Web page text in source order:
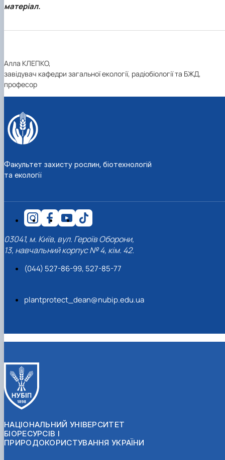
матеріал.
Алла КЛЕПКО,
завідувач кафедри загальної екології, радіобіології та БЖД,
професор
Факультет захисту рослин, біотехнологій
та екології
03041, м. Київ, вул. Героїв Оборони,
13, навчальний корпус № 4, кім. 42.
(044) 527-86-99, 527-85-77
plantprotect_dean@nubip.edu.ua
НАЦІОНАЛЬНИЙ УНІВЕРСИТЕТ
БІОРЕСУРСІВ І
ПРИРОДОКОРИСТУВАННЯ УКРАЇНИ